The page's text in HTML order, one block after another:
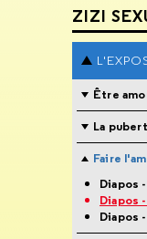
ZIZI
Être
La
Faire
Diapos
Diapos
Diapos